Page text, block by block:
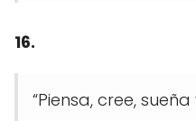
16.
“Piensa, cree,